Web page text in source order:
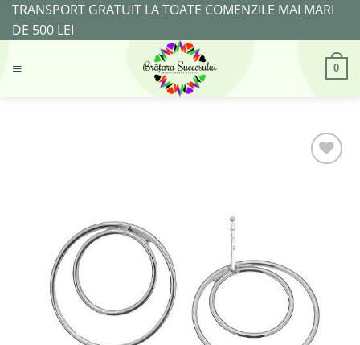
SkipTRANSPORT GRATUIT LA TOATE COMENZILE MAI MARI
DE 500 LEI
0